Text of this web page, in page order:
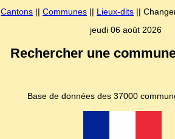
Cantons || Communes || Lieux-dits ||
jeudi 06 août 2026
Rechercher une
Base de données des 37000